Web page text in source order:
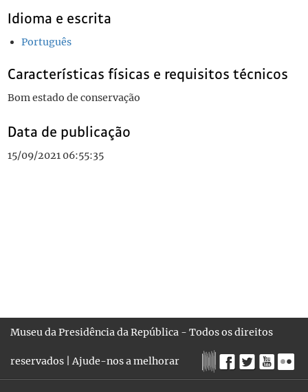
Idioma e escrita
Português
Características físicas e requisitos técnicos
Bom estado de conservação
Data de publicação
15/09/2021 06:55:35
Museu da Presidência da República - Todos os direitos
reservados |Ajude-nos a melhorar